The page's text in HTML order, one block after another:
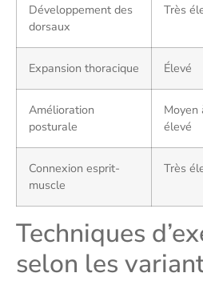
Développement des
dorsaux
Très
Expansion thoracique Élevé
Amélioration
posturale
Moyen
élevé
Connexion esprit-
muscle
Très
Techniques
selon les